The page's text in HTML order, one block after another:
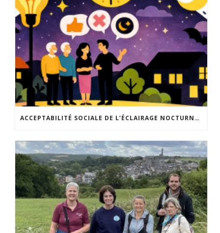
ACCEPTABILITÉ SOCIALE DE L’ÉCLAIRAGE NOCTURNE : LE REPLAY EST DISPONIBLE